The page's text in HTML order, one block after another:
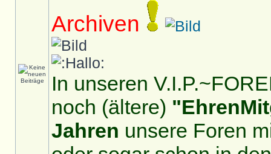
Archiven
In unseren
noch (ältere)
Jahren unsere Foren